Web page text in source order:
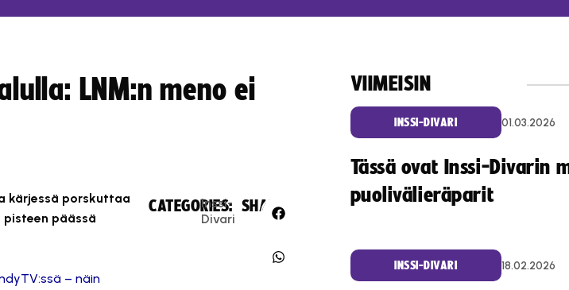
LNM:n meno ei
kärjessä porskuttaa
päässä
– näin
CATEGORIES:
Inssi-
Divari
SHARE:
VIIMEISIN
INSSI-DIVARI 01.03.2026
Tässä ovat Inssi-Divarin
puolivälieräparit
INSSI-DIVARI 18.02.2026